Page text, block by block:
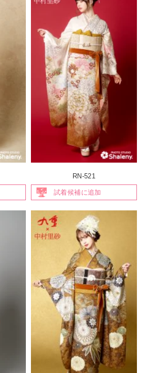
RN-521
試着候補に追加